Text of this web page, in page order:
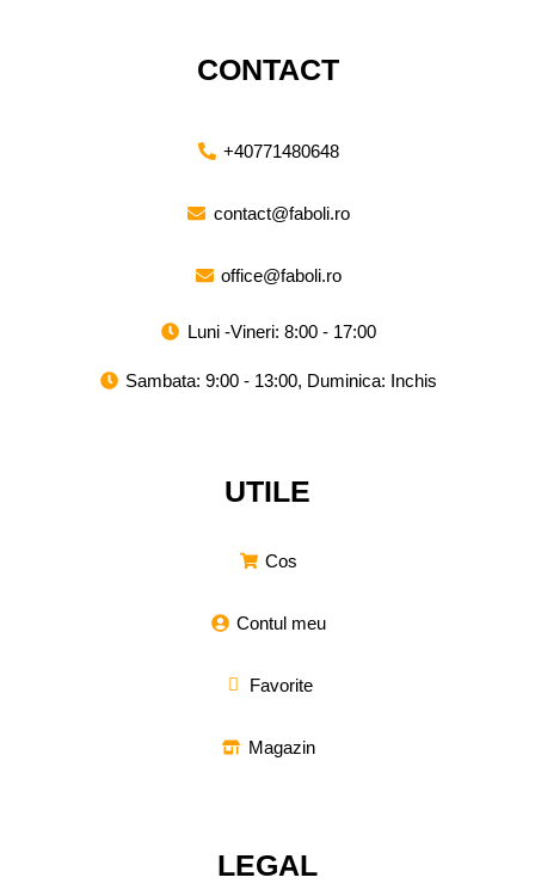
CONTACT
+40771480648
contact@faboli.ro
office@faboli.ro
Luni -Vineri: 8:00 - 17:00
Sambata: 9:00 - 13:00, Duminica: Inchis
UTILE
Cos
Contul meu
Favorite
Magazin
LEGAL